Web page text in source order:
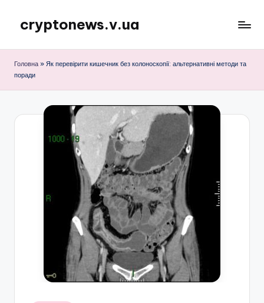
Перейти
вмісту
cryptonews.v.ua
криптовалют,
прогнози
Головна » Як перевірити кишечник без колоноскопії: альтернативні методи та
поради